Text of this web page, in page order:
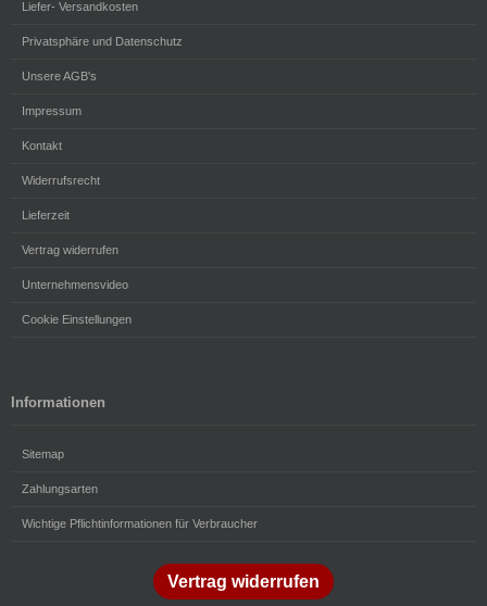
Liefer- Versandkosten
Privatsphäre und Datenschutz
Unsere AGB's
Impressum
Kontakt
Widerrufsrecht
Lieferzeit
Vertrag widerrufen
Unternehmensvideo
Cookie Einstellungen
Informationen
Sitemap
Zahlungsarten
Wichtige Pflichtinformationen für Verbraucher
Vertrag widerrufen